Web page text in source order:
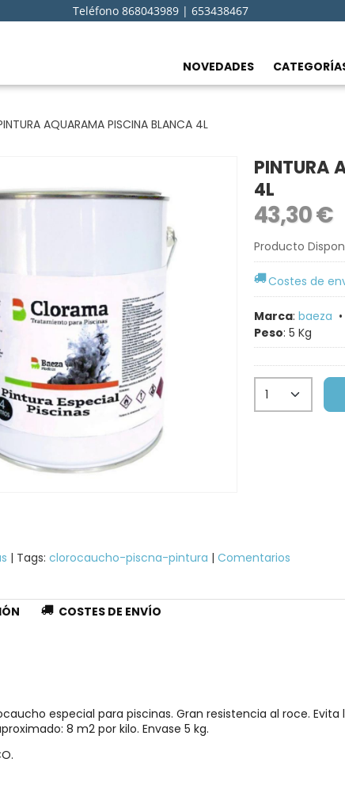
Teléfono 868043989 | 653438467
NOVEDADES
AQUARAMA PISCINA BLANCA 4L
PINTURA
4L
43,30 €
Producto
Costes de
Marca: baeza •
Peso: 5 Kg
| Tags: clorocaucho-piscna-pintura | Comentarios
COSTES DE ENVÍO
especial para piscinas. Gran resistencia al roce.
8 m2 por kilo. Envase 5 kg.